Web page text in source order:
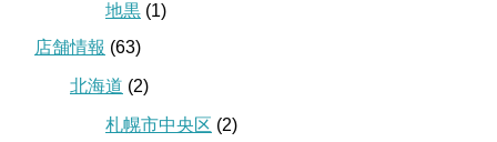
地黒 (1)
店舗情報 (63)
北海道 (2)
札幌市中央区 (2)